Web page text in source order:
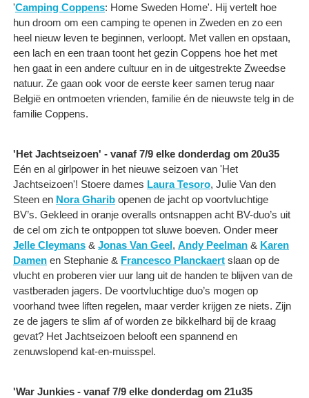
'Camping Coppens: Home Sweden Home'. Hij vertelt hoe
hun droom om een camping te openen in Zweden en zo een
heel nieuw leven te beginnen, verloopt. Met vallen en opstaan,
een lach en een traan toont het gezin Coppens hoe het met
hen gaat in een andere cultuur en in de uitgestrekte Zweedse
natuur. Ze gaan ook voor de eerste keer samen terug naar
België en ontmoeten vrienden, familie én de nieuwste telg in de
familie Coppens.
'Het Jachtseizoen' - vanaf 7/9 elke donderdag om 20u35
Eén en al girlpower in het nieuwe seizoen van 'Het
Jachtseizoen'! Stoere dames Laura Tesoro, Julie Van den
Steen en Nora Gharib openen de jacht op voortvluchtige
BV’s. Gekleed in oranje overalls ontsnappen acht BV-duo’s uit
de cel om zich te ontpoppen tot sluwe boeven. Onder meer
Jelle Cleymans & Jonas Van Geel, Andy Peelman & Karen
Damen en Stephanie & Francesco Planckaert slaan op de
vlucht en proberen vier uur lang uit de handen te blijven van de
vastberaden jagers. De voortvluchtige duo’s mogen op
voorhand twee liften regelen, maar verder krijgen ze niets. Zijn
ze de jagers te slim af of worden ze bikkelhard bij de kraag
gevat? Het Jachtseizoen belooft een spannend en
zenuwslopend kat-en-muisspel.
'War Junkies - vanaf 7/9 elke donderdag om 21u35